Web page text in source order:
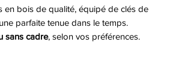
en bois de qualité, équipé de clés de
parfaite tenue dans le temps.
sans cadre, selon vos préférences.